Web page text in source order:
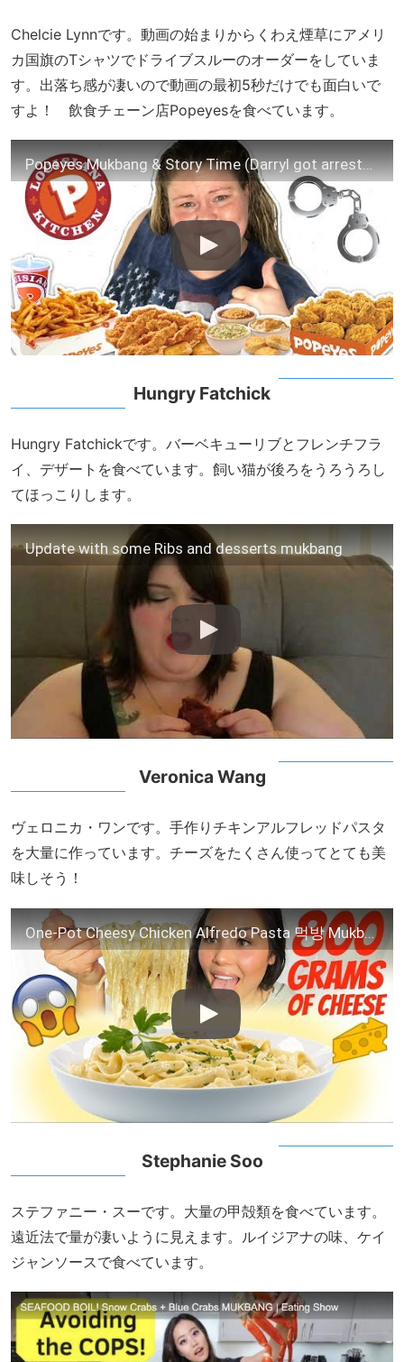
Chelcie Lynnです。動画の始まりからくわえ煙草にアメリ
カ国旗のTシャツでドライブスルーのオーダーをしていま
す。出落ち感が凄いので動画の最初5秒だけでも面白いで
すよ！ 飲食チェーン店Popeyesを食べています。
Popeyes Mukbang & Story Time (Darryl got arrested)
Hungry Fatchick
Hungry Fatchickです。バーベキューリブとフレンチフラ
イ、デザートを食べています。飼い猫が後ろをうろうろし
てほっこりします。
Update with some Ribs and desserts mukbang
Veronica Wang
ヴェロニカ・ワンです。手作りチキンアルフレッドパスタ
を大量に作っています。チーズをたくさん使ってとても美
味しそう！
One-Pot Cheesy Chicken Alfredo Pasta 먹방 Mukbang – Eating Show
Stephanie Soo
ステファニー・スーです。大量の甲殻類を食べています。
遠近法で量が凄いように見えます。ルイジアナの味、ケイ
ジャンソースで食べています。